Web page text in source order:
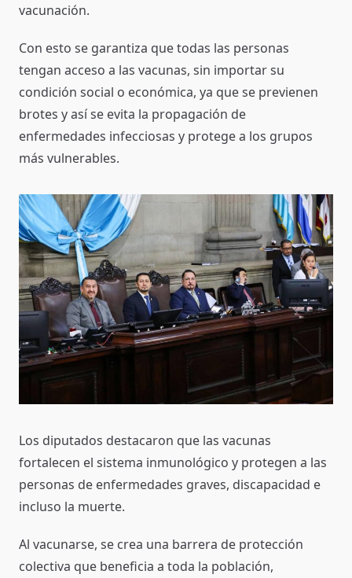
vacunación.
Con esto se garantiza que todas las personas
tengan acceso a las vacunas, sin importar su
condición social o económica, ya que se previenen
brotes y así se evita la propagación de
enfermedades infecciosas y protege a los grupos
más vulnerables.
Los diputados destacaron que las vacunas
fortalecen el sistema inmunológico y protegen a las
personas de enfermedades graves, discapacidad e
incluso la muerte.
Al vacunarse, se crea una barrera de protección
colectiva que beneficia a toda la población,